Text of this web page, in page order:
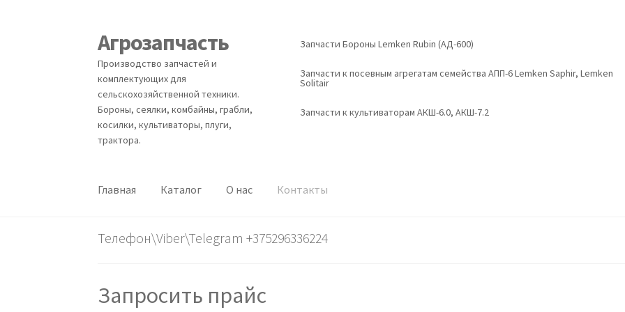
Перейти
к
навигации
Перейти
к
содержимому
Агрозапчасть
Производство запчастей и
комплектующих для
сельскохозяйственной техники.
Бороны, сеялки, комбайны, грабли,
косилки, культиваторы, плуги,
трактора.
Запчасти Бороны Lemken Rubin (АД-600)
Запчасти к посевным агрегатам семейства АПП-6 Lemken Saphir, Lemken
Solitair
Запчасти к культиваторам АКШ-6.0, АКШ-7.2
Главная Каталог О нас Контакты
Телефон\Viber\Telegram +375296336224
Запросить прайс